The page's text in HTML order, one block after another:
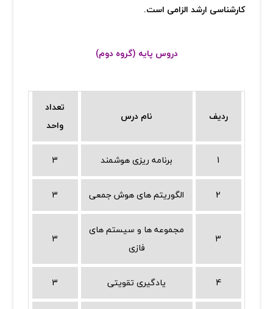
کارشناسی ارشد الزامی است.
دروس پایه (گروه دوم)
تعداد
واحد
نام درس ردیف
3 برنامه ریزی هوشمند 1
3 الگوریتم های هوش جمعی 2
3
مجموعه ها و سیستم های
فازی
3
3 یادگیری تقویتی 4